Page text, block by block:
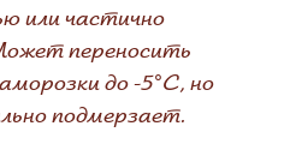
или частично
переносить
до -5°С, но
подмерзает.